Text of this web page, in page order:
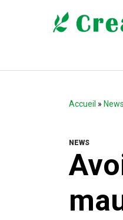
Accueil » News
NEWS